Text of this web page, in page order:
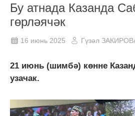
Бу атнада Казанда
гөрләячәк
16 июнь 2025 Гүзәл
21 июнь (шимбә) көнне
узачак.